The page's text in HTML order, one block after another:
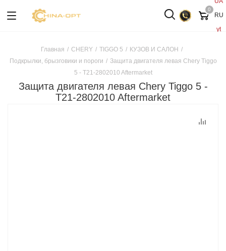
RU
yt
0
Главная / CHERY / TIGGO 5 / КУЗОВ И САЛОН /
Подкрылки, брызговики и пороги / Защита двигателя левая Chery Tiggo
5 - T21-2802010 Aftermarket
Защита двигателя левая Chery Tiggo 5 -
T21-2802010 Aftermarket